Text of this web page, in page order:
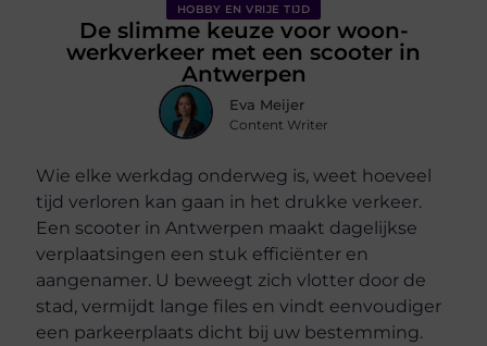
HOBBY EN VRIJE TIJD
De slimme keuze voor woon-
werkverkeer met een scooter in
Antwerpen
Eva Meijer
Content Writer
Wie elke werkdag onderweg is, weet hoeveel
tijd verloren kan gaan in het drukke verkeer.
Een scooter in Antwerpen maakt dagelijkse
verplaatsingen een stuk efficiënter en
aangenamer. U beweegt zich vlotter door de
stad, vermijdt lange files en vindt eenvoudiger
een parkeerplaats dicht bij uw bestemming.